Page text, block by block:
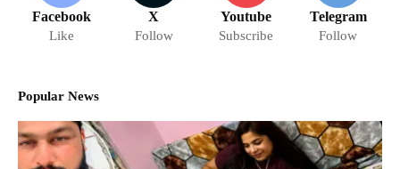
Facebook
Like
X
Follow
Youtube
Subscribe
Telegram
Follow
Popular News